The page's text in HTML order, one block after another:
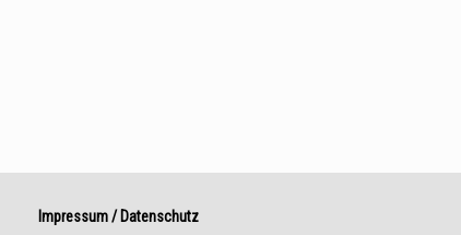
Impressum / Datenschutz